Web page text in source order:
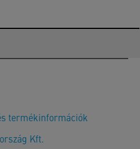
termékinformációk
Kft.